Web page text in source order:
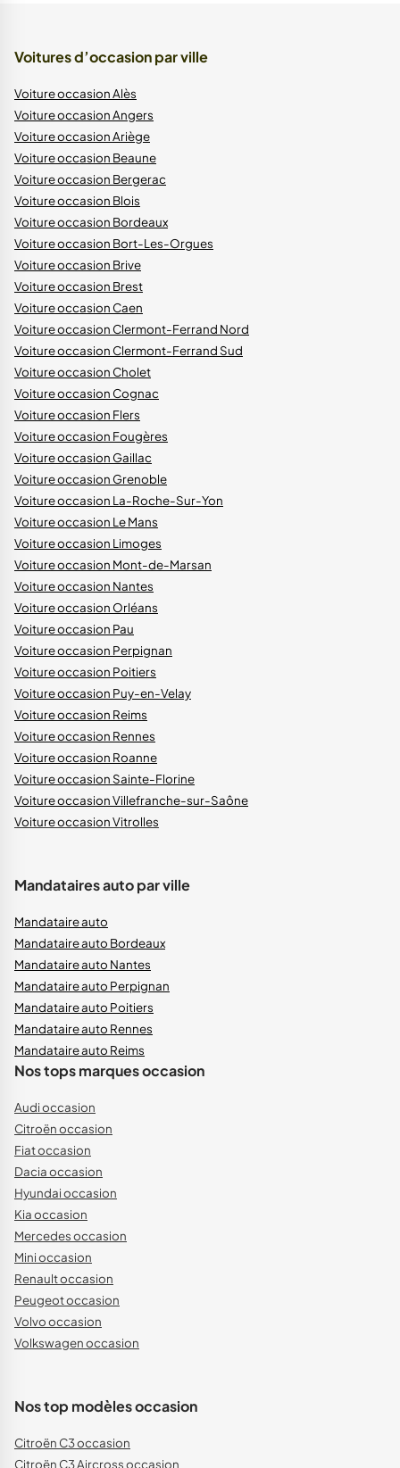
Voitures d’occasion par ville
Voiture occasion Alès
Voiture occasion Angers
Voiture occasion Ariège
Voiture occasion Beaune
Voiture occasion Bergerac
Voiture occasion Blois
Voiture occasion Bordeaux
Voiture occasion Bort-Les-Orgues
Voiture occasion Brive
Voiture occasion Brest
Voiture occasion Caen
Voiture occasion Clermont-Ferrand Nord
Voiture occasion Clermont-Ferrand Sud
Voiture occasion Cholet
Voiture occasion Cognac
Voiture occasion Flers
Voiture occasion Fougères
Voiture occasion Gaillac
Voiture occasion Grenoble
Voiture occasion La-Roche-Sur-Yon
Voiture occasion Le Mans
Voiture occasion Limoges
Voiture occasion Mont-de-Marsan
Voiture occasion Nantes
Voiture occasion Orléans
Voiture occasion Pau
Voiture occasion Perpignan
Voiture occasion Poitiers
Voiture occasion Puy-en-Velay
Voiture occasion Reims
Voiture occasion Rennes
Voiture occasion Roanne
Voiture occasion Sainte-Florine
Voiture occasion Villefranche-sur-Saône
Voiture occasion Vitrolles
Mandataires auto par ville
Mandataire auto
Mandataire auto Bordeaux
Mandataire auto Nantes
Mandataire auto Perpignan
Mandataire auto Poitiers
Mandataire auto Rennes
Mandataire auto Reims
Nos tops marques occasion
Audi occasion
Citroën occasion
Fiat occasion
Dacia occasion
Hyundai occasion
Kia occasion
Mercedes occasion
Mini occasion
Renault occasion
Peugeot occasion
Volvo occasion
Volkswagen occasion
Nos top modèles occasion
Citroën C3 occasion
Citroën C3 Aircross occasion